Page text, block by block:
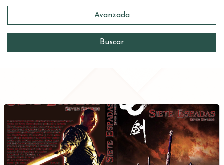
Avanzada